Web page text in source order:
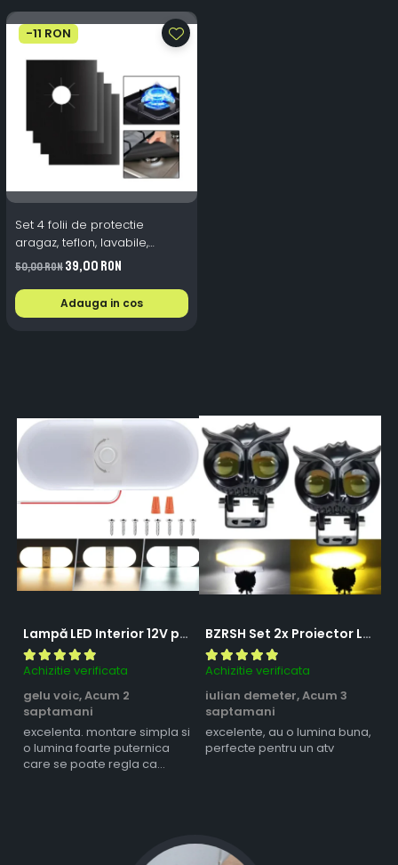
-11 RON
Set 4 folii de protectie
aragaz, teflon, lavabile,
reutilizabile, Negru/Gri
50,00 RON39,00 RON
Adauga in cos
Lampă LED Interior 12V pentru Dubă, Camper și Rulotă - 180LED, 33 cm, 3 Temperaturii de Culoare, Intensitate Reglabilă, Iluminare Compartiment Marfă
Achizitie verificata
gelu voic,Acum 2
saptamani
excelenta. montare simpla si
o lumina foarte puternica
care se poate regla ca
BZRSH Set 2x Proiector LED Bufnita 50W Lupa 2 Faze Alb-Galben 12-24V Moto ATV
Achizitie verificata
iulian demeter,Acum 3
saptamani
excelente, au o lumina buna,
perfecte pentru un atv